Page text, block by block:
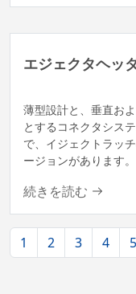
エジェクタヘッ
薄型設計と、垂直お
とするコネクタシス
で、イジェクトラッ
ージョンがあります。
続きを読む
1 2 3 4 5